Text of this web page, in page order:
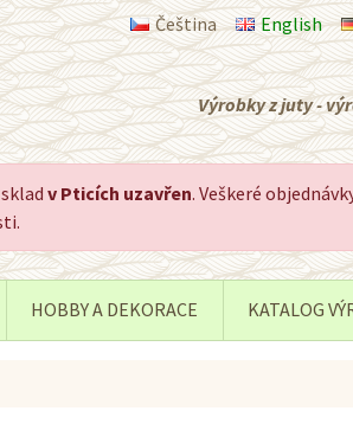
Čeština English
Výrobky z juty -
v Pticích uzavřen. Veškeré
HOBBY A DEKORACE KATALOG